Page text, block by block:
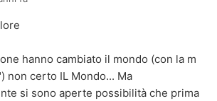
hanno cambiato il mondo (con la m
non certo IL Mondo... Ma
si sono aperte possibilità che prima